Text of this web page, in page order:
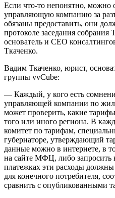
Если что-то непонятно, можно
управляющую компанию за
обязаны предоставить, они
протоколе заседания
основатель и СЕО
Ткаченко.
Вадим Ткаченко, юрист,
группы vvCube:
— Каждый, у кого есть
управляющей компании по
может проверить, какие
того или иного региона. В
комитет по тарифам,
губернаторе, утверждающий
данные можно в интернете, в
на сайте МФЦ, либо
платежках эти расходы
для конечного потребителя,
сравнить с опубликованными